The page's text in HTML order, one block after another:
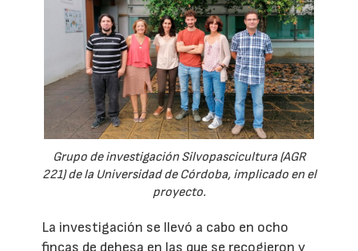
Grupo de investigación Silvopascicultura (AGR
221) de la Universidad de Córdoba, implicado en el
proyecto.
La investigación se llevó a cabo en ocho
fincas de dehesa en las que se recogieron y